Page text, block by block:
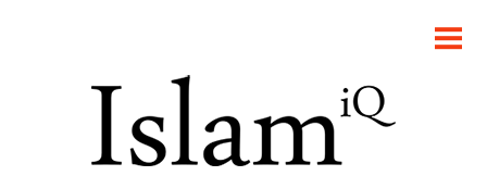
GESELLSCHAFT
STARTSEITE